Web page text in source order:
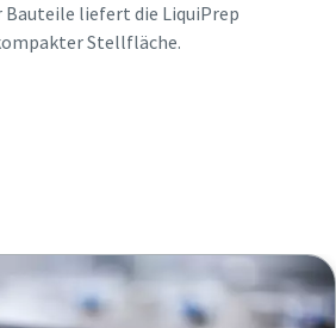
liefert die LiquiPrep
Stellfläche.